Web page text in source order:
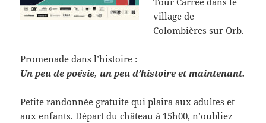
village de
Colombières sur Orb.
Promenade dans l’histoire :
Un peu de poésie, un peu d’histoire et maintenant.
Petite randonnée gratuite qui plaira aux adultes et
aux enfants. Départ du château à 15h00, n’oubliez